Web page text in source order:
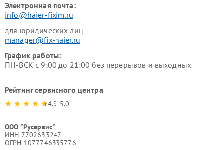
Электронная почта:
info@haier-fixim.ru
для юридических лиц
manager@fix-haier.ru
График работы:
ПН-ВСК с 9:00 до 21:00 без перерывов и выходных
Рейтинг сервисного центра
4.9-5.0
ООО "Русервис"
ИНН 7702633247
ОГРН 1077746335776